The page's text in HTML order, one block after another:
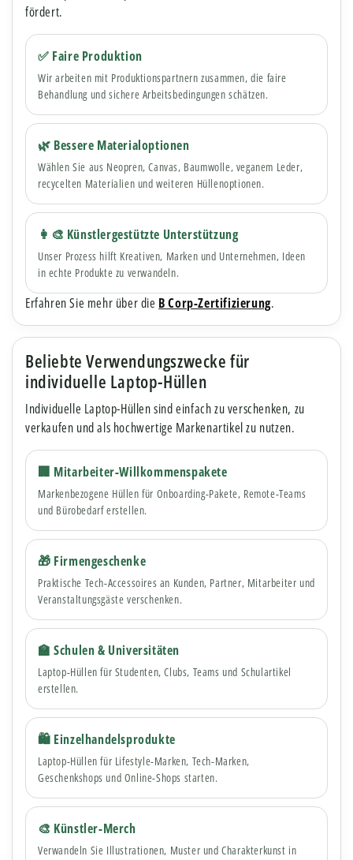
fördert.
✅ Faire Produktion
Wir arbeiten mit Produktionspartnern zusammen, die faire
Behandlung und sichere Arbeitsbedingungen schätzen.
🌿 Bessere Materialoptionen
Wählen Sie aus Neopren, Canvas, Baumwolle, veganem Leder,
recycelten Materialien und weiteren Hüllenoptionen.
👩🎨 Künstlergestützte Unterstützung
Unser Prozess hilft Kreativen, Marken und Unternehmen, Ideen
in echte Produkte zu verwandeln.
Erfahren Sie mehr über die B Corp-Zertifizierung.
Beliebte Verwendungszwecke für
individuelle Laptop-Hüllen
Individuelle Laptop-Hüllen sind einfach zu verschenken, zu
verkaufen und als hochwertige Markenartikel zu nutzen.
🏢 Mitarbeiter-Willkommenspakete
Markenbezogene Hüllen für Onboarding-Pakete, Remote-Teams
und Bürobedarf erstellen.
🎁 Firmengeschenke
Praktische Tech-Accessoires an Kunden, Partner, Mitarbeiter und
Veranstaltungsgäste verschenken.
🏫 Schulen & Universitäten
Laptop-Hüllen für Studenten, Clubs, Teams und Schulartikel
erstellen.
🛍 Einzelhandelsprodukte
Laptop-Hüllen für Lifestyle-Marken, Tech-Marken,
Geschenkshops und Online-Shops starten.
🎨 Künstler-Merch
Verwandeln Sie Illustrationen, Muster und Charakterkunst in